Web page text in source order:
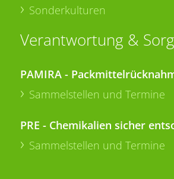
Sonderkulturen
Verantwortung &
PAMIRA -
Sammelstellen und Termine
PRE - Chemikalien sicher
Sammelstellen und Termine